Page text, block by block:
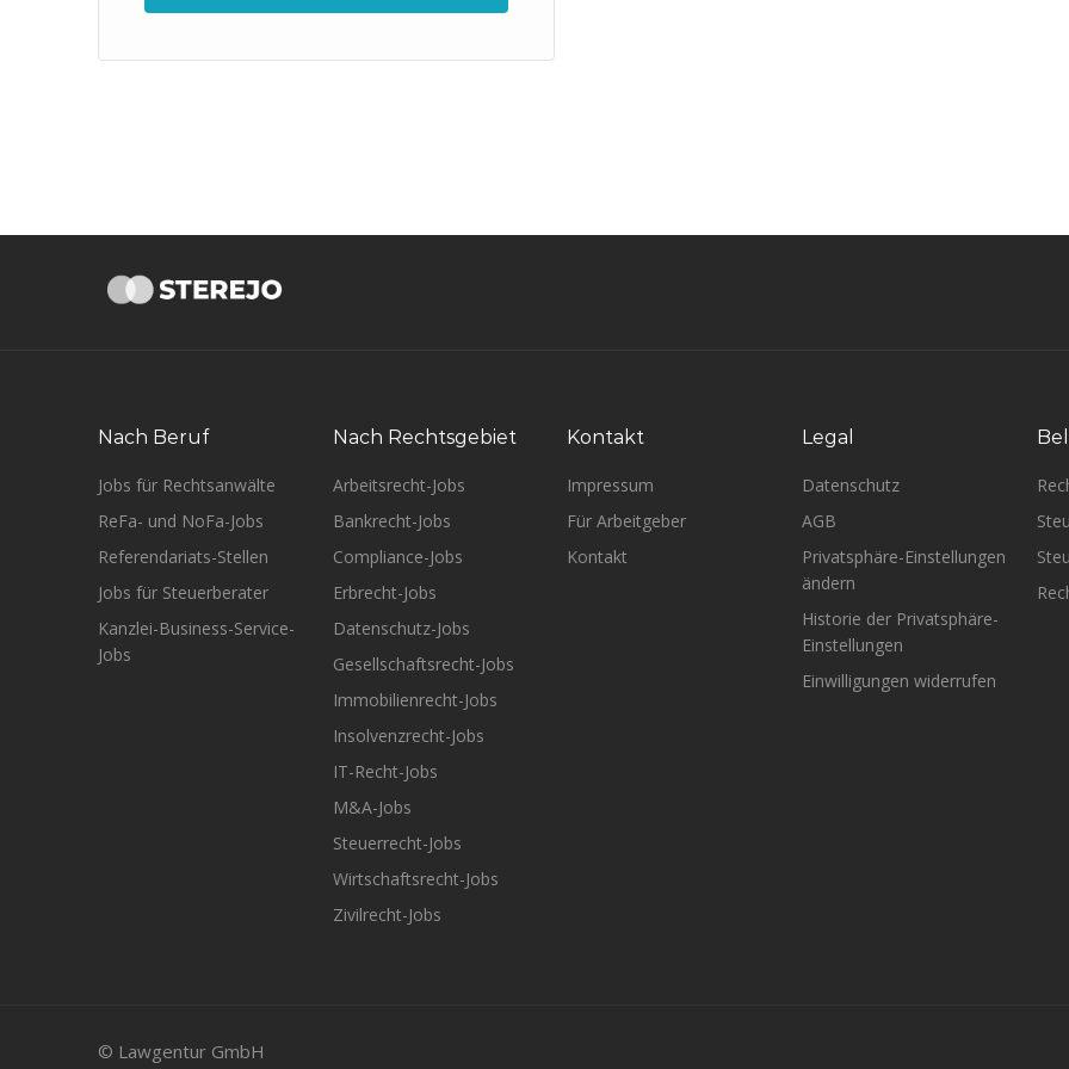
Nach Beruf
Jobs für Rechtsanwälte
ReFa- und NoFa-Jobs
Referendariats-Stellen
Jobs für Steuerberater
Kanzlei-Business-Service-
Jobs
Nach Rechtsgebiet
Arbeitsrecht-Jobs
Bankrecht-Jobs
Compliance-Jobs
Erbrecht-Jobs
Datenschutz-Jobs
Gesellschaftsrecht-Jobs
Immobilienrecht-Jobs
Insolvenzrecht-Jobs
IT-Recht-Jobs
M&A-Jobs
Steuerrecht-Jobs
Wirtschaftsrecht-Jobs
Zivilrecht-Jobs
Kontakt
Impressum
Für Arbeitgeber
Kontakt
Legal
Datenschutz
AGB
Privatsphäre-Einstellungen
ändern
Historie der Privatsphäre-
Einstellungen
Einwilligungen widerrufen
© Lawgentur GmbH